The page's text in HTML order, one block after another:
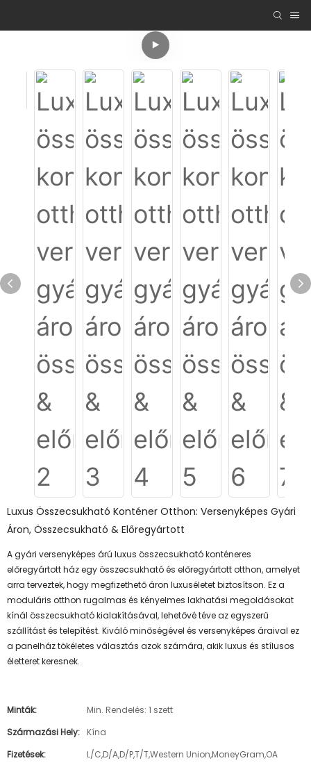
Luxus Összecsukható Konténer Otthon: Versenyképes Gyári
Áron, Összecsukható & Előregyártott
A gyári versenyképes árú luxus összecsukható konténeres
előregyártott ház egy összecsukható és előregyártott otthon, amelyet
arra terveztek, hogy megfizethető áron luxuséletet biztosítson. Ez a
moduláris otthon rugalmas és kényelmes lakhatási megoldásokat
kínál összecsukható kialakításával, lehetővé téve az egyszerű
szállítást és telepítést. Kiváló minőségével és versenyképes áraival ez
a panelház tökéletes választás azok számára, akik luxus és stílusos
életteret keresnek.
Minták:
Min. Rendelés: 1 szett
Származási Hely:
Kína
Fizetések:
L/C,D/A,D/P,T/T,Western Union,MoneyGram,OA